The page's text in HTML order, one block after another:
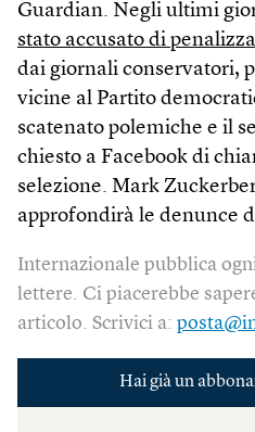
Guardian. Negli ultimi
stato accusato di
dai giornali conservatori,
vicine al Partito
scatenato polemiche e il
chiesto a Facebook di
selezione. Mark
approfondirà le denunce
Internazionale pubblica
lettere. Ci piacerebbe
articolo. Scrivici a: